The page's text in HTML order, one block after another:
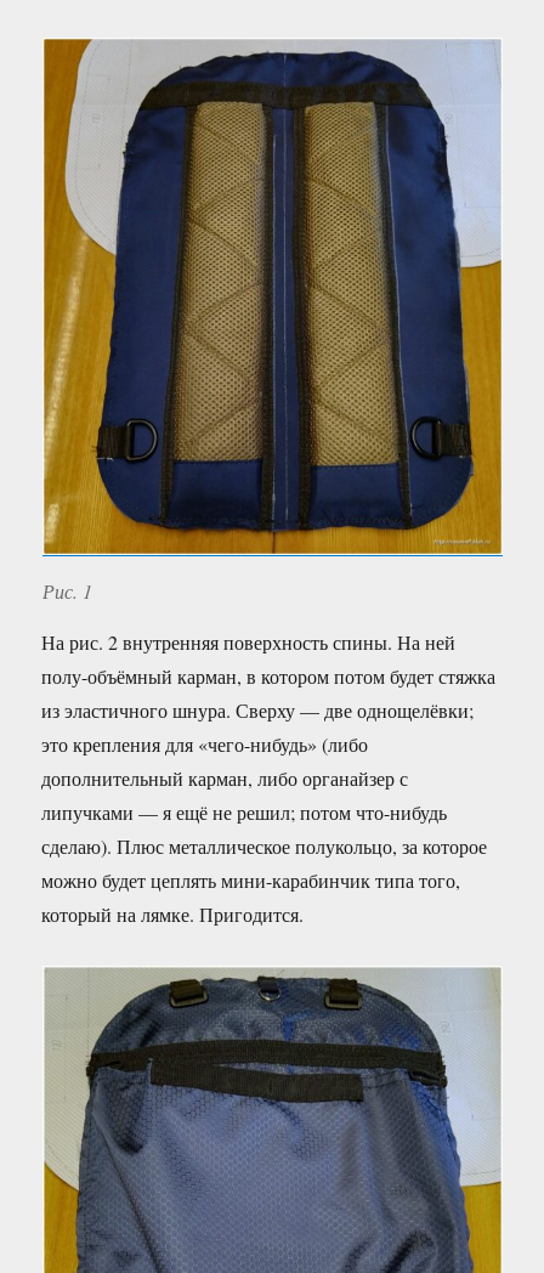
Рис. 1
На рис. 2 внутренняя поверхность спины. На ней
полу-объёмный карман, в котором потом будет стяжка
из эластичного шнура. Сверху — две однощелёвки;
это крепления для «чего-нибудь» (либо
дополнительный карман, либо органайзер с
липучками — я ещё не решил; потом что-нибудь
сделаю). Плюс металлическое полукольцо, за которое
можно будет цеплять мини-карабинчик типа того,
который на лямке. Пригодится.